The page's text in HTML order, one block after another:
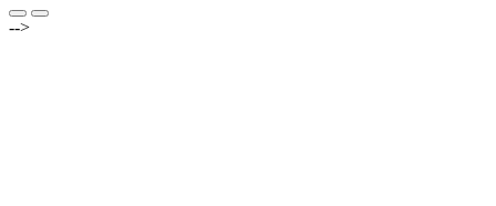
-->